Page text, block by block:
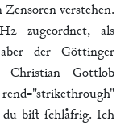
Zensoren verstehen.
zugeordnet, als
der Göttinger
Christian Gottlob
du biſt ſchlaͤfrig. Ich